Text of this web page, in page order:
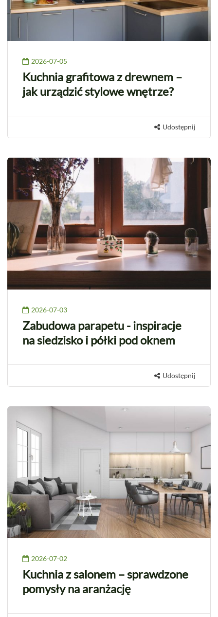
2026-07-05
Kuchnia grafitowa z drewnem –
jak urządzić stylowe wnętrze?
Udostępnij
2026-07-03
Zabudowa parapetu - inspiracje
na siedzisko i półki pod oknem
Udostępnij
2026-07-02
Kuchnia z salonem – sprawdzone
pomysły na aranżację